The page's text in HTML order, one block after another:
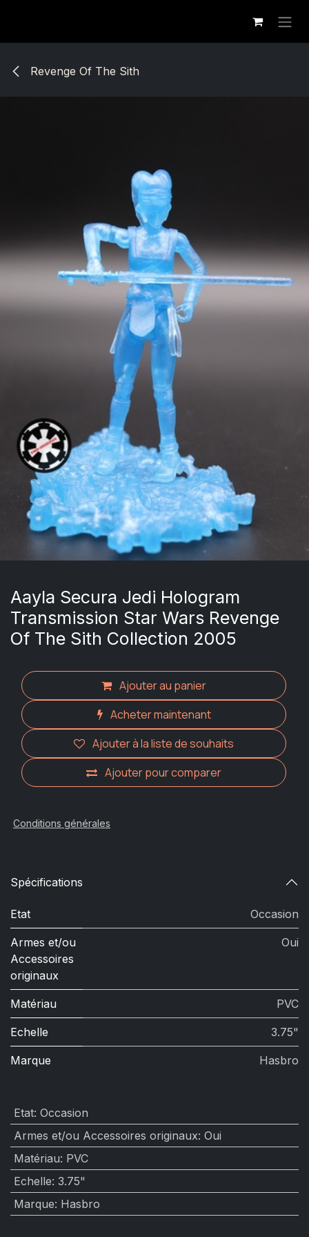
Revenge Of The Sith
Aayla Secura Jedi Hologram
Transmission Star Wars Revenge
Of The Sith Collection 2005
Ajouter au panier
Acheter maintenant
Ajouter pour comparer
Ajouter à la liste de souhaits
Conditions générales
Spécifications
Etat Occasion
Armes et/ou
Accessoires
originaux
Oui
Matériau PVC
Echelle 3.75"
Marque Hasbro
Etat: Occasion
Armes et/ou Accessoires originaux: Oui
Matériau: PVC
Echelle: 3.75"
Marque: Hasbro